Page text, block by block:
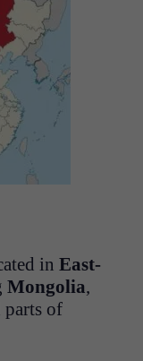
in East-
Mongolia,
parts of